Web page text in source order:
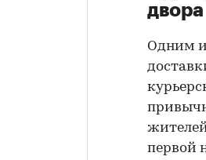
двора
Одним
первой